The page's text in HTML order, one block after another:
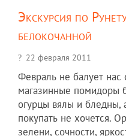
Экскурсия по
белокочанной
22 февраля 2011
Февраль не балует
магазинные помидоры
огурцы вялы и бледны,
покупать не хочется.
зелени, сочности,